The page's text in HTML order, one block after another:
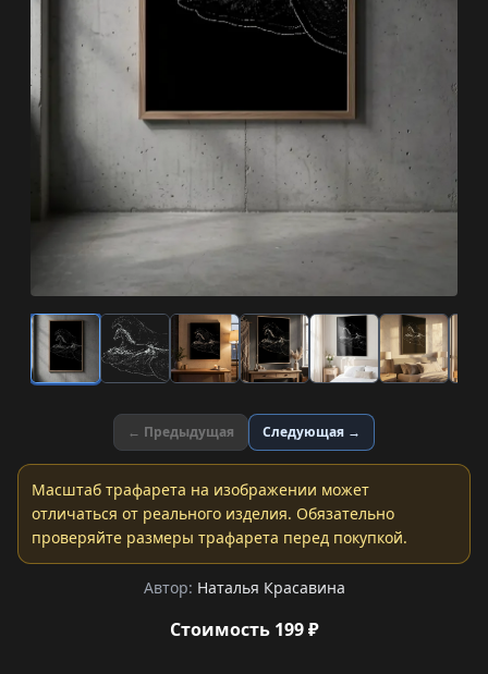
← Предыдущая Следующая →
Масштаб трафарета на изображении может
отличаться от реального изделия. Обязательно
проверяйте размеры трафарета перед покупкой.
Автор: Наталья Красавина
Стоимость 199 ₽